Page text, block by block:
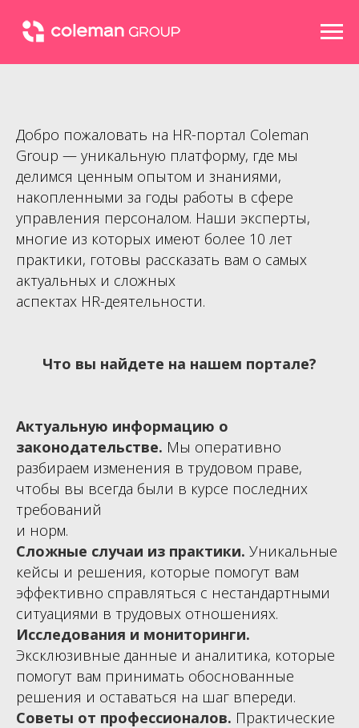
Добро пожаловать на HR-портал Coleman
Group — уникальную платформу, где мы
делимся ценным опытом и знаниями,
накопленными за годы работы в сфере
управления персоналом. Наши эксперты,
многие из которых имеют более 10 лет
практики, готовы рассказать вам о самых
актуальных и сложных
аспектах HR-деятельности.
Что вы найдете на нашем портале?
Актуальную информацию о
законодательстве. Мы оперативно
разбираем изменения в трудовом праве,
чтобы вы всегда были в курсе последних
требований
и норм.
Сложные случаи из практики. Уникальные
кейсы и решения, которые помогут вам
эффективно справляться с нестандартными
ситуациями в трудовых отношениях.
Исследования и мониторинги.
Эксклюзивные данные и аналитика, которые
помогут вам принимать обоснованные
решения и оставаться на шаг впереди.
Советы от профессионалов. Практические